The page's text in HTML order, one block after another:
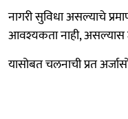
नागरी सुविधा असल्याचे
आवश्यकता नाही,
यासोबत चलनाची प्रत